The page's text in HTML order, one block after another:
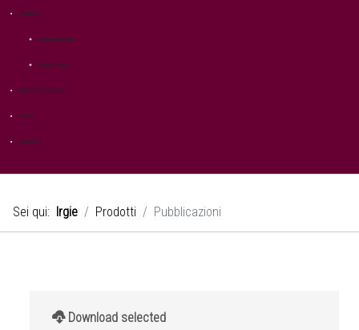
Prodotti
Disseminazione
Pubblicazioni
Opportunità di lavoro
Eventi
Contatti
Sei qui: Irgie Prodotti Pubblicazioni
Download selected